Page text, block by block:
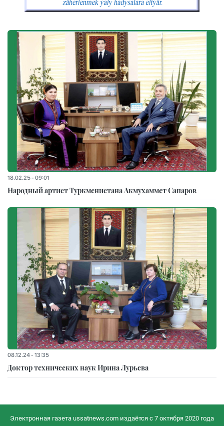
18.02.25 - 09:01
Народный артист Туркменистана Акмухаммет Сапаров
08.12.24 - 13:35
Доктор технических наук Ирина Лурьева
Электронная газета ussatnews.com издаётся с 7 октября 2020 года